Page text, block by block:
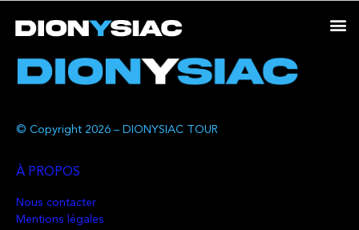
© Copyright 2026 – DIONYSIAC TOUR
À PROPOS
Nous contacter
Mentions légales